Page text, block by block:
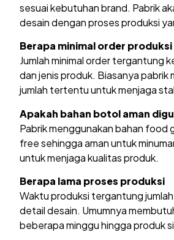
sesuai kebutuhan brand. Pabrik
desain dengan proses produksi
Berapa minimal order produksi
Jumlah minimal order tergantung
dan jenis produk. Biasanya pabrik
jumlah tertentu untuk menjaga
Apakah bahan botol aman
Pabrik menggunakan bahan food
free sehingga aman untuk
untuk menjaga kualitas produk.
Berapa lama proses produksi
Waktu produksi tergantung
detail desain. Umumnya
beberapa minggu hingga produk